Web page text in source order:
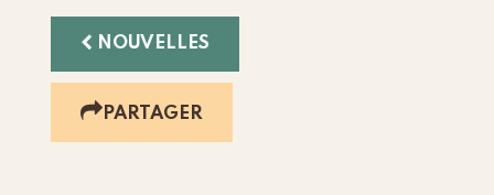
NOUVELLES
PARTAGER